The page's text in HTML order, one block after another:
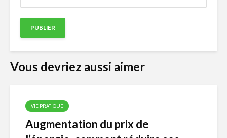
Vous devriez aussi aimer
VIE PRATIQUE
Augmentation du prix de